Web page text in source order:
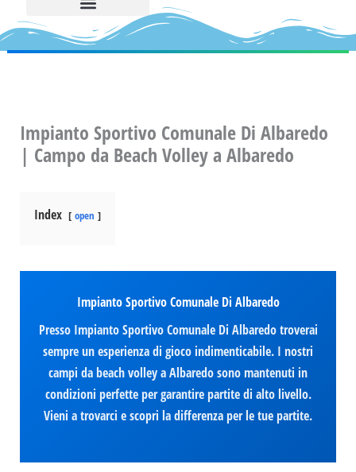
Impianto Sportivo Comunale Di Albaredo
| Campo da Beach Volley a Albaredo
Index open
Impianto Sportivo Comunale Di Albaredo
Presso Impianto Sportivo Comunale Di Albaredo troverai
sempre un esperienza di gioco indimenticabile. I nostri
campi da beach volley a Albaredo sono mantenuti in
condizioni perfette per garantire partite di alto livello.
Vieni a trovarci e scopri la differenza per le tue partite.